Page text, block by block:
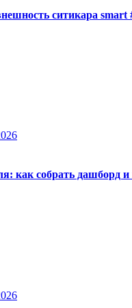
ситикара smart
как собрать дашборд